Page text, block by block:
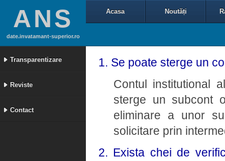
ANS
date.invatamant-superior.ro
Transparentizare
Reviste
Contact
Acasa Noutăți
1. Se poate sterge un
Contul institutional
sterge un subcont
eliminare a unor
solicitare prin
2. Exista chei de